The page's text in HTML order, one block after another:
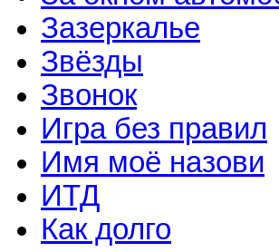
Зазеркалье
Звёзды
Звонок
Игра без правил
Имя моё назови
ИТД
Как долго